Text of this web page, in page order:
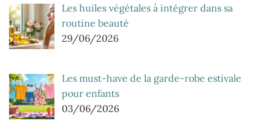
Les huiles végétales à intégrer dans sa
routine beauté
29/06/2026
Les must-have de la garde-robe estivale
pour enfants
03/06/2026